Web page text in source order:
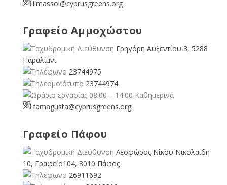
limassol@cyprusgreens.org
Γραφείο Αμμοχώστου
Γρηγόρη Αυξεντίου 3, 5288
Παραλίμνι
23744975
23744974
08:00 – 14:00 Καθημερινά
famagusta@cyprusgreens.org
Γραφείο Πάφου
Λεοφώρος Νίκου Νικολαίδη
10, Γραφείο104, 8010 Πάφος
26911692